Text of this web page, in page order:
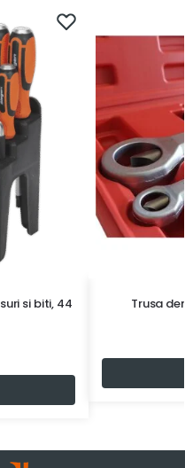
si biti, 44
Trusa